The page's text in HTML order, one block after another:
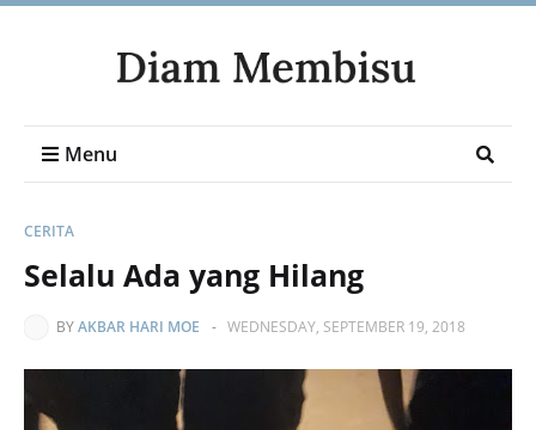
Menu
CERITA
Selalu Ada yang Hilang
BYAKBAR HARI MOE - WEDNESDAY, SEPTEMBER 19, 2018